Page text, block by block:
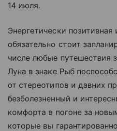
14 июля.
Энергетически позитивная
обязательно стоит
числе любые путешествия
Луна в знаке Рыб
от стереотипов и давних
безболезненный и
комфорта в погоне за
которые вы